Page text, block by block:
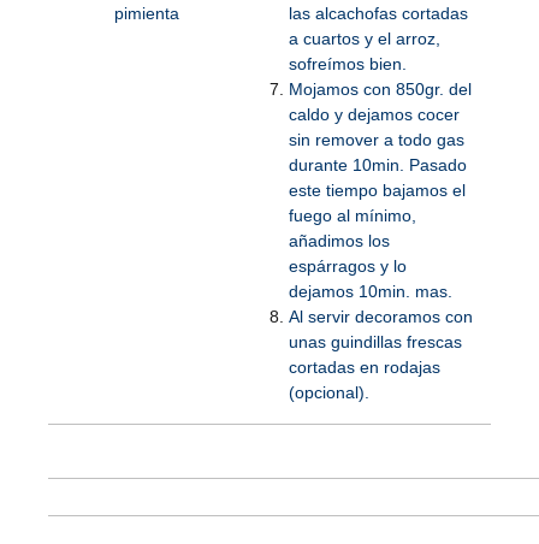
pimienta
las alcachofas cortadas
a cuartos y el arroz,
sofreímos bien.
Mojamos con 850gr. del
caldo y dejamos cocer
sin remover a todo gas
durante 10min. Pasado
este tiempo bajamos el
fuego al mínimo,
añadimos los
espárragos y lo
dejamos 10min. mas.
Al servir decoramos con
unas guindillas frescas
cortadas en rodajas
(opcional).